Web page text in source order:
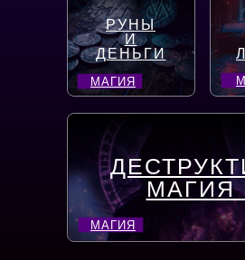
МАГИЯ
РУНЫ
И
ДЕНЬГИ
МАГИЯ
МАГИЯ